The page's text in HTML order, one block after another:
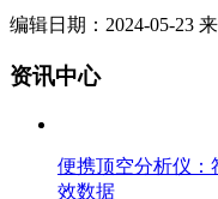
编辑日期：2024-05-23
资讯中心
便携顶空分析仪：
效数据